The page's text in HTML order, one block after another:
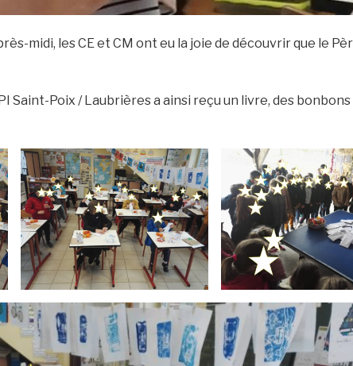
midi, les CE et CM ont eu la joie de découvrir que le
Saint-Poix / Laubrières a ainsi reçu un livre, des